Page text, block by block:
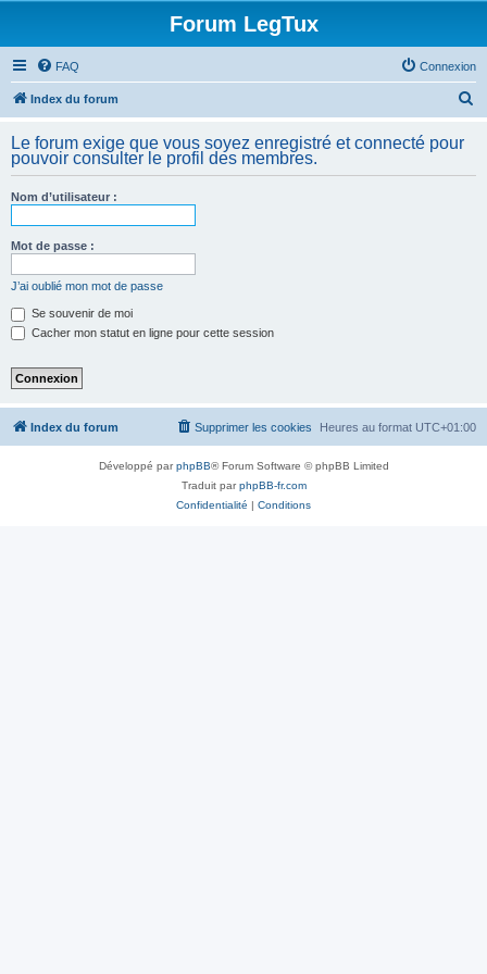
Forum LegTux
FAQ Connexion
Index du forum
h
Le forum exige que vous soyez enregistré et connecté pour
pouvoir consulter le profil des membres.
Nom d’utilisateur :
Mot de passe :
J’ai oublié mon mot de passe
Se souvenir de moi
Cacher mon statut en ligne pour cette session
Index du forum Heures au format UTC+01:00
Supprimer les cookies
Développé parphpBB® Forum Software © phpBB Limited
Traduit parphpBB-fr.com
Confidentialité | Conditions